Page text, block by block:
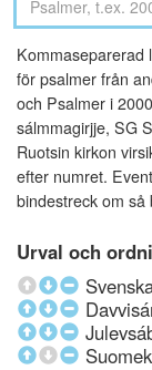
Kommaseparerad
för psalmer från
och Psalmer i
sálmmagirjje, SG
Ruotsin kirkon
efter numret.
bindestreck om så
Urval och